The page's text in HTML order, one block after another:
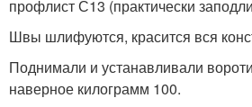
профлист С13 (практически
Швы шлифуются, красится вся
Поднимали и устанавливали
наверное килограмм 100.